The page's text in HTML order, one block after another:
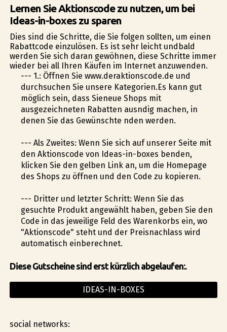
Lernen Sie Aktionscode zu nutzen, um bei
Ideas-in-boxes zu sparen
Dies sind die Schritte, die Sie folgen sollten, um einen
Rabattcode einzulösen. Es ist sehr leicht undbald
werden Sie sich daran gewöhnen, diese Schritte immer
wieder bei all Ihren Käufen im Internet anzuwenden.
--- 1.: Öffnen Sie www.deraktionscode.de und
durchsuchen Sie unsere Kategorien.Es kann gut
möglich sein, dass Sieneue Shops mit
ausgezeichneten Rabatten ausfindig machen, in
denen Sie das Gewünschte finden werden.
--- Als Zweites: Wenn Sie sich auf unserer Seite mit
den Aktionscode von Ideas-in-boxes befinden,
klicken Sie den gelben Link an, um die Homepage
des Shops zu öffnen und den Code zu kopieren.
--- Dritter und letzter Schritt: Wenn Sie das
gesuchte Produkt angewählt haben, geben Sie den
Code in das jeweilige Feld des Warenkorbs ein, wo
"Aktionscode" steht und der Preisnachlass wird
automatisch einberechnet.
Diese Gutscheine sind erst kürzlich abgelaufen:.
IDEAS-IN-BOXES
social networks: